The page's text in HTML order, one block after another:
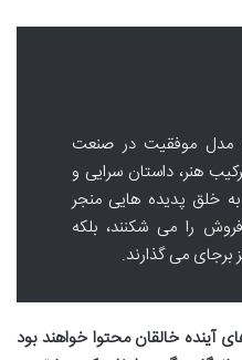
مدل موفقیت در صنعت
هنر، داستان سرایی و
خلق پدیده هایی منجر
را می شکنند، بلکه
برجای می گذارند.
آینده خالقان محتوا خواهند بود